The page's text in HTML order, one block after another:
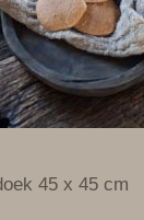
45 x 45 cm